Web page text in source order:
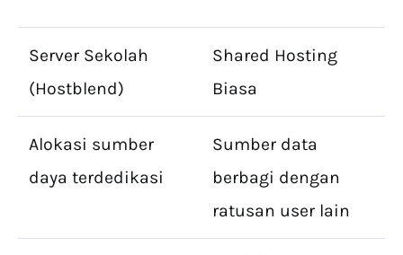
Server Sekolah
(Hostblend)
Shared Hosting
Biasa
Alokasi sumber
daya terdedikasi
Sumber data
berbagi dengan
ratusan user lain